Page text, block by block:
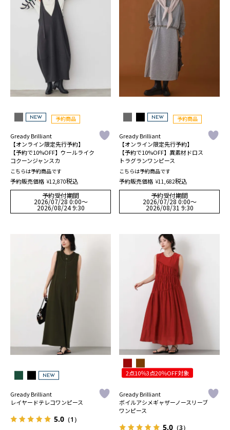
NEW 予約商品
Gready Brilliant
【オンライン限定先行予約】
【予約で10%OFF】ウールライク
コクーンジャンスカ
こちらは予約商品です
予約販売価格 ¥12,870税込
予約受付期間
2026/07/28 0:00〜
2026/08/24 9:30
NEW 予約商品
Gready Brilliant
【オンライン限定先行予約】
【予約で10%OFF】異素材ドロス
トラグランワンピース
こちらは予約商品です
予約販売価格 ¥11,682税込
予約受付期間
2026/07/28 0:00〜
2026/08/31 9:30
NEW
Gready Brilliant
レイヤードテレコワンピース
5.0 （1）
2点10％3点20％OFF対象
Gready Brilliant
ボイルアシメギャザーノースリーブ
ワンピース
5.0 （3）